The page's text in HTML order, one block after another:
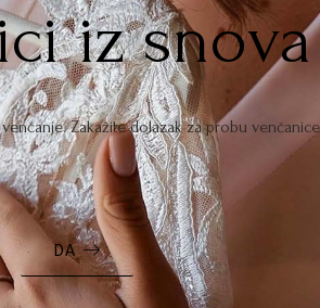
iz snova
Zakažite dolazak za probu
DA